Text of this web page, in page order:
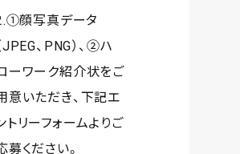
顔写真データ
JPEG、PNG）、②ハ
ーワーク紹介状をご
意いただき、下記エ
トリーフォームよりご
募ください。